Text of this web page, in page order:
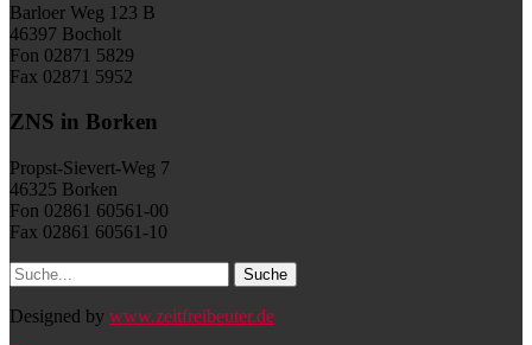
Barloer Weg 123 B
46397 Bocholt
Fon 02871 5829
Fax 02871 5952
ZNS in Borken
Propst-Sievert-Weg 7
46325 Borken
Fon 02861 60561-00
Fax 02861 60561-10
Designed by www.zeitfreibeuter.de